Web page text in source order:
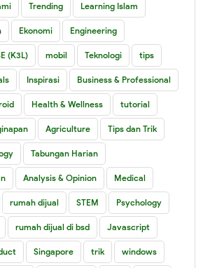
Trending Learning Islam
Ekonomi Engineering
(K3L) mobil Teknologi tips
Inspirasi Business & Professional
Health & Wellness tutorial
Agriculture Tips dan Trik
Tabungan Harian
Analysis & Opinion Medical
rumah dijual STEM Psychology
rumah dijual di bsd Javascript
Singapore trik windows